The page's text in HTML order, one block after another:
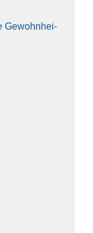
Gewohn­hei­